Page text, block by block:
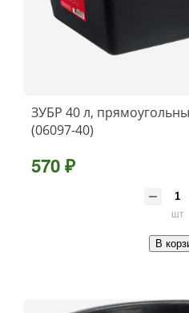
ЗУБР 40 л,
(06097-40)
570 ₽
шт
В